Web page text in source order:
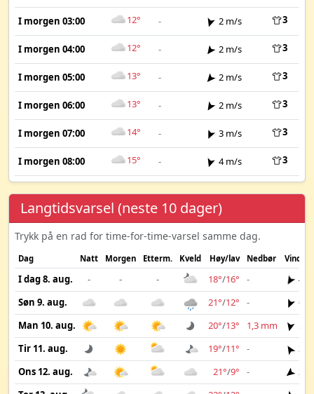
I morgen 03:00 12° - 2 m/s 3
I morgen 04:00 12° - 2 m/s 3
I morgen 05:00 13° - 2 m/s 3
I morgen 06:00 13° - 2 m/s 3
I morgen 07:00 14° - 3 m/s 3
I morgen 08:00 15° - 4 m/s 3
Langtidsvarsel (neste 10 dager)
Trykk på en rad for time-for-time-varsel samme dag.
Dag Natt Morgen Etterm. Kveld Høy/lav Nedbør Vind
I dag 8. aug. - - - 18°/16° -
4
Søn 9. aug.
21°/12° -
6
Man 10. aug.
20°/13° 1,3 mm
5
Tir 11. aug.
19°/11° -
3
Ons 12. aug.
21°/9° -
3